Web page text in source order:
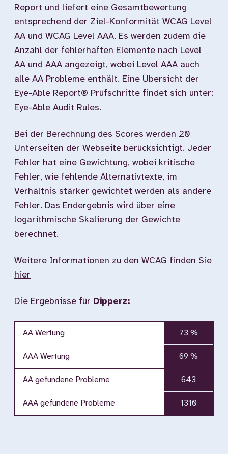
Report und liefert eine Gesamtbewertung
entsprechend der Ziel-Konformität WCAG Level
AA und WCAG Level AAA. Es werden zudem die
Anzahl der fehlerhaften Elemente nach Level
AA und AAA angezeigt, wobei Level AAA auch
alle AA Probleme enthält. Eine Übersicht der
Eye-Able Report® Prüfschritte findet sich unter:
Eye-Able Audit Rules.
Bei der Berechnung des Scores werden 20
Unterseiten der Webseite berücksichtigt. Jeder
Fehler hat eine Gewichtung, wobei kritische
Fehler, wie fehlende Alternativtexte, im
Verhältnis stärker gewichtet werden als andere
Fehler. Das Endergebnis wird über eine
logarithmische Skalierung der Gewichte
berechnet.
Weitere Informationen zu den WCAG finden Sie
hier
Die Ergebnisse für Dipperz:
AA Wertung 73 %
AAA Wertung 69 %
AA gefundene Probleme 643
AAA gefundene Probleme 1310